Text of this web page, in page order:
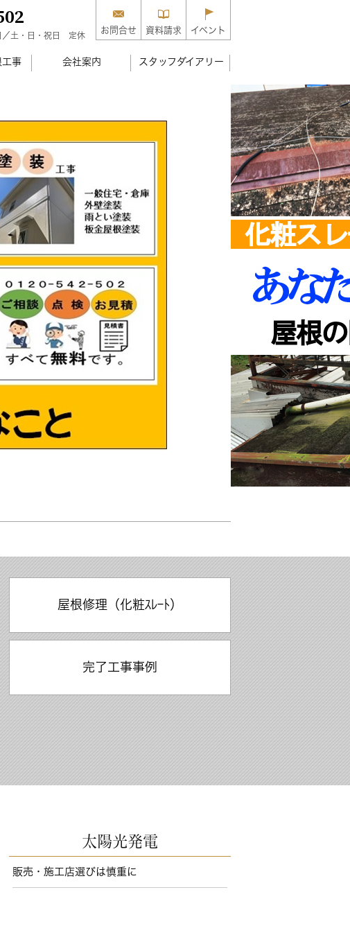
／土・日・祝日 定休
お問合せ 資料請求 イベント
事 会社案内 スタッフダイアリー
屋根修理（化粧ｽﾚｰﾄ）
完了工事事例
太陽光発電
販売・施工店選びは慎重に